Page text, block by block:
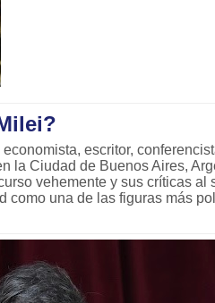
escritor,
la Ciudad de Buenos Aires,
vehemente y sus críticas al
como una de las figuras más